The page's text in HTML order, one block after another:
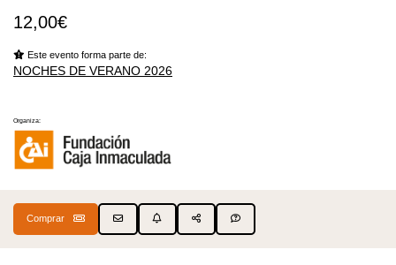
12,00€
Este evento forma parte de:
NOCHES DE VERANO 2026
Organiza:
Comprar